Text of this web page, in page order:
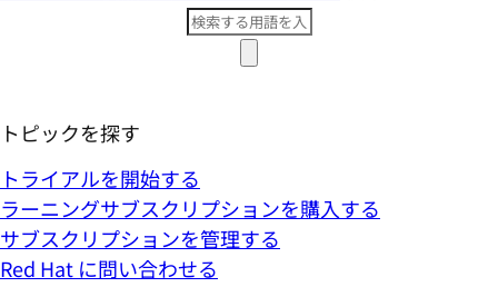
トピックを探す
トライアルを開始する
ラーニングサブスクリプションを購入する
サブスクリプションを管理する
Red Hat に問い合わせる